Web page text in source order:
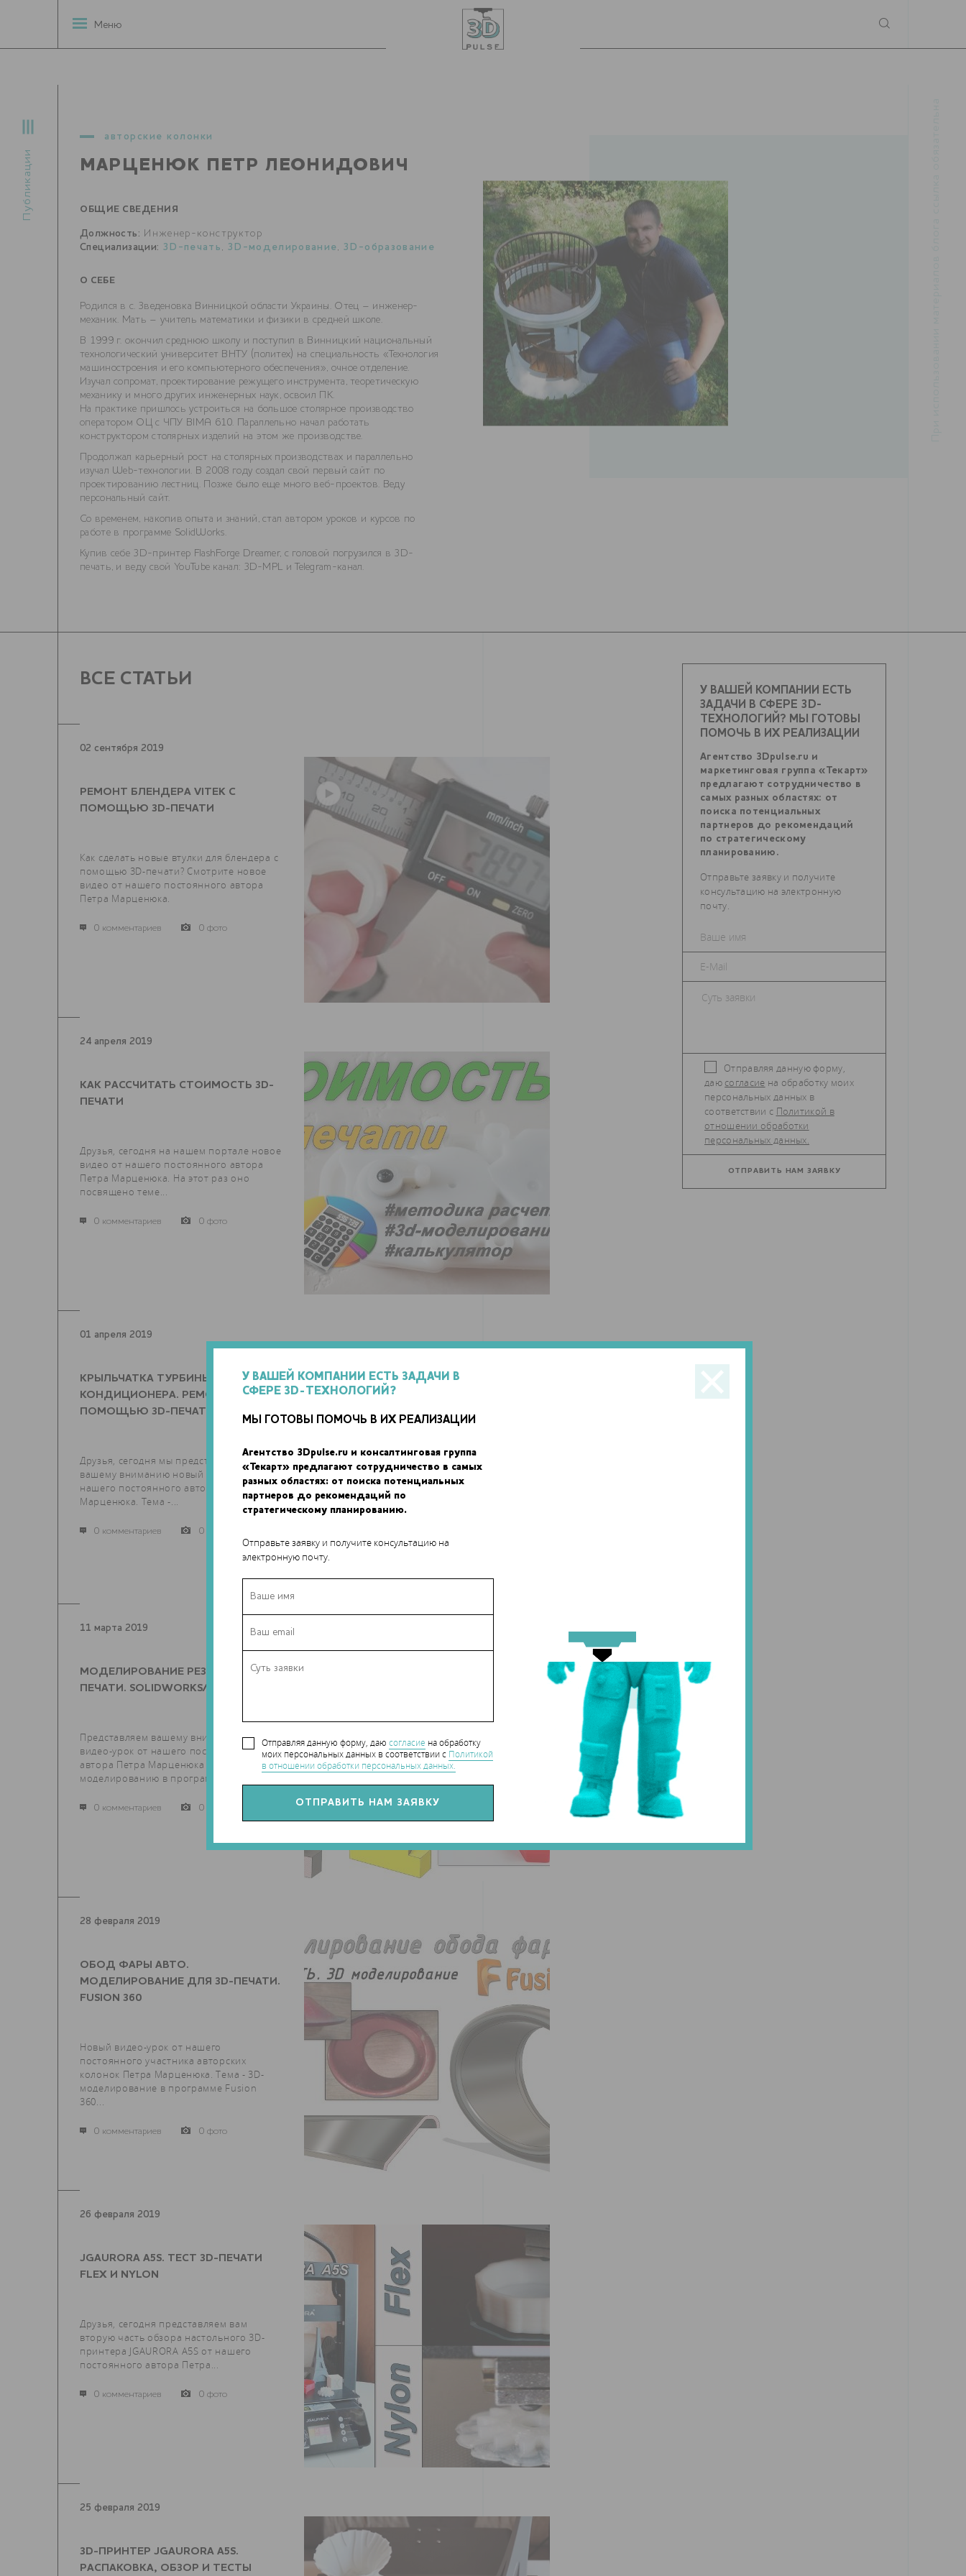
У ВАШЕЙ КОМПАНИИ ЕСТЬ ЗАДАЧИ В
СФЕРЕ 3D-ТЕХНОЛОГИЙ?
МЫ ГОТОВЫ ПОМОЧЬ В ИХ РЕАЛИЗАЦИИ
Агентство 3Dpulse.ru и консалтинговая группа
«Текарт» предлагают сотрудничество в самых
разных областях: от поиска потенциальных
партнеров до рекомендаций по
стратегическому планированию.
Отправьте заявку и получите консультацию на
электронную почту.
Отправляя данную форму, даю согласие на обработку
моих персональных данных в соответствии с Политикой
в отношении обработки персональных данных.
Публикации
Меню
авторские колонки
МАРЦЕНЮК ПЕТР ЛЕОНИДОВИЧ
ОБЩИЕ СВЕДЕНИЯ
Должность: Инженер-конструктор
Специализации: 3D-печать , 3D-моделирование,3D-образование
О СЕБЕ
Родился в с. Зведеновка Винницкой области Украины. Отец – инженер-
механик. Мать – учитель математики и физики в средней школе.
В 1999 г. окончил среднюю школу и поступил в Винницкий национальный
технологический университет ВНТУ (политех) на специальность «Технология
машиностроения и его компьютерного обеспечения», очное отделение.
Изучал сопромат, проектирование режущего инструмента, теоретическую
механику и много других инженерных наук, освоил ПК.
На практике пришлось устроиться на большое столярное производство
оператором ОЦ с ЧПУ BIMA 610. Параллельно начал работать
конструктором столярных изделий на этом же производстве.
Продолжал карьерный рост на столярных производствах и параллельно
изучал Web-технологии. В 2008 году создал свой первый сайт по
проектированию лестниц. Позже было еще много веб-проектов. Веду
персональный сайт.
Со временем, накопив опыта и знаний, стал автором уроков и курсов по
работе в программе SolidWorks.
Купив себе 3D-принтер FlashForge Dreamer, с головой погрузился в 3D-
печать, и веду свой YouTube канал: 3D-MPL и Telegram-канал.
ВСЕ СТАТЬИ
02 сентября 2019
РЕМОНТ БЛЕНДЕРА VITEK С
ПОМОЩЬЮ 3D-ПЕЧАТИ
Как сделать новые втулки для блендера с
помощью 3D-печати? Смотрите новое
видео от нашего постоянного автора
Петра Марценюка.
0 комментариев 0 фото
24 апреля 2019
КАК РАССЧИТАТЬ СТОИМОСТЬ 3D-
ПЕЧАТИ
Друзья, сегодня на нашем портале новое
видео от нашего постоянного автора
Петра Марценюка. На этот раз оно
посвящено теме...
0 комментариев 0 фото
01 апреля 2019
КРЫЛЬЧАТКА ТУРБИНЫ
КОНДИЦИОНЕРА. РЕМОНТ С
ПОМОЩЬЮ 3D-ПЕЧАТИ
Друзья, сегодня мы представляем
вашему вниманию новый видео-урок от
нашего постоянного автора Петра
Марценюка. Тема -...
0 комментариев 0 фото
11 марта 2019
МОДЕЛИРОВАНИЕ РЕЗЬБ ДЛЯ
ПЕЧАТИ. SOLIDWORKS/FUSION 360
Представляем вашему вниманию новый
видео-урок от нашего постоянного
автора Петра Марценюка по
моделированию в программах...
0 комментариев 0 фото
28 февраля 2019
ОБОД ФАРЫ АВТО.
МОДЕЛИРОВАНИЕ ДЛЯ 3D-ПЕЧАТИ.
FUSION 360
Новый видео-урок от нашего
постоянного участника авторских
колонок Петра Марценюка. Тема - 3D-
моделирование в программе Fusion
360...
0 комментариев 0 фото
26 февраля 2019
JGAURORA A5S. ТЕСТ 3D-ПЕЧАТИ
FLEX И NYLON
Друзья, сегодня представляем вам
вторую часть обзора настольного 3D-
принтера JGAURORA A5S от нашего
постоянного автора Петра...
0 комментариев 0 фото
25 февраля 2019
3D-ПРИНТЕР JGAURORA A5S.
РАСПАКОВКА, ОБЗОР И ТЕСТЫ
У ВАШЕЙ КОМПАНИИ ЕСТЬ
ЗАДАЧИ В СФЕРЕ 3D-
ТЕХНОЛОГИЙ? МЫ ГОТОВЫ
ПОМОЧЬ В ИХ РЕАЛИЗАЦИИ
Агентство 3Dpulse.ru и
маркетинговая группа «Текарт»
предлагают сотрудничество в
самых разных областях: от
поиска потенциальных
партнеров до рекомендаций
по стратегическому
планированию.
Отправьте заявку и получите
консультацию на электронную
почту.
Отправляя данную форму,
даю согласие
персональных данных в
соответствии с Политикой в
отношении обработки
персональных данных.